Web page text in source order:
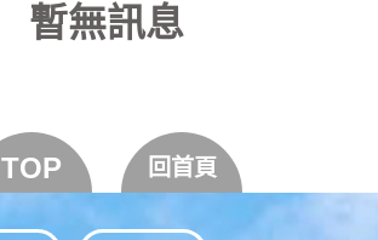
暫無訊息
TOP 回首頁